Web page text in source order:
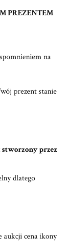
PREZENTEM
na
prezent stanie
stworzony przez
dlatego
aukcji cena ikony